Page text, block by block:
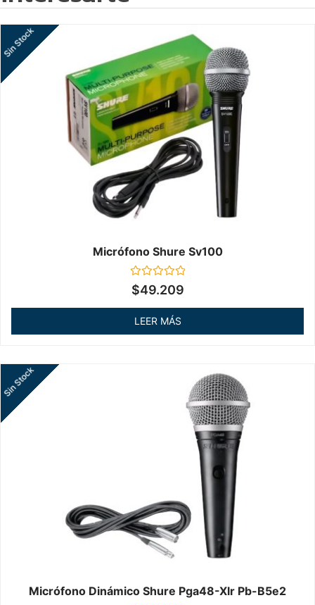
Micrófono Shure Sv100
Valorado
en
de
Sin Stock
$49.209
LEER MÁS
Micrófono Dinámico Shure Pga48-Xlr Pb-B5e2
Sin Stock